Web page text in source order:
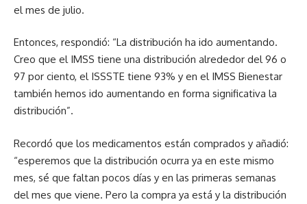
el mes de julio.
Entonces, respondió: “La distribución ha ido aumentando.
Creo que el IMSS tiene una distribución alrededor del 96 o
97 por ciento, el ISSSTE tiene 93% y en el IMSS Bienestar
también hemos ido aumentando en forma significativa la
distribución”.
Recordó que los medicamentos están comprados y añadió:
“esperemos que la distribución ocurra ya en este mismo
mes, sé que faltan pocos días y en las primeras semanas
del mes que viene. Pero la compra ya está y la distribución